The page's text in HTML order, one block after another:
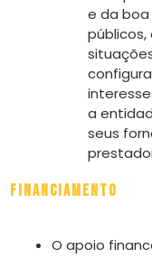
e da
a
seus
Financiamento
O apoio